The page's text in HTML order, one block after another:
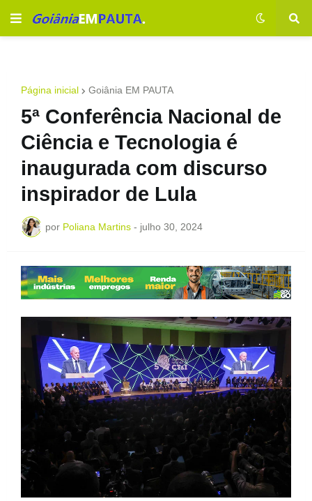
Página inicial Goiânia EM PAUTA
5ª Conferência Nacional de
Ciência e Tecnologia é
inaugurada com discurso
inspirador de Lula
por Poliana Martins - julho 30, 2024